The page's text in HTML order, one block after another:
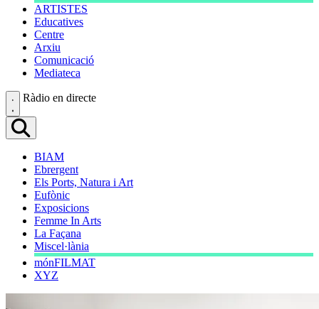
ARTISTES
Educatives
Centre
Arxiu
Comunicació
Mediateca
Ràdio en directe
BIAM
Ebrergent
Els Ports, Natura i Art
Eufònic
Exposicions
Femme In Arts
La Façana
Miscel·lània
mónFILMAT
XYZ